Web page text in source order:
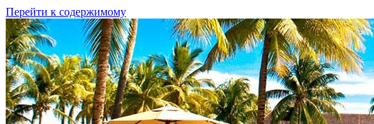
Перейти к содержимому